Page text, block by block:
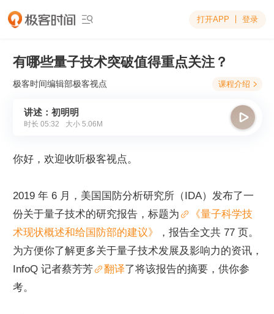
 打开APP 登录
有哪些量子技术突破值得重点关注？
极客时间编辑部极客视点 课程介绍 
讲述：初明明
时长 05:32 大小 5.06M

你好，欢迎收听极客视点。
2019 年 6 月，美国国防分析研究所（IDA）发布了一
份关于量子技术的研究报告，标题为
《量子科学技
术现状概述和给国防部的建议》
，报告全文共 77 页。
为方便你了解更多关于量子技术发展及影响力的资讯，
InfoQ 记者蔡芳芳
翻译了将该报告的摘要，供你参
考。